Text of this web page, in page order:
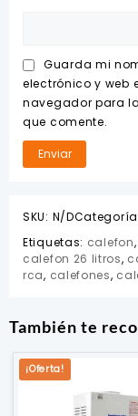
Guarda mi
electrónico y web
navegador para
que comente.
SKU: N/D
Etiquetas: calefon,
calefon 26 litros,
rca, calefones,
También te
¡Oferta!